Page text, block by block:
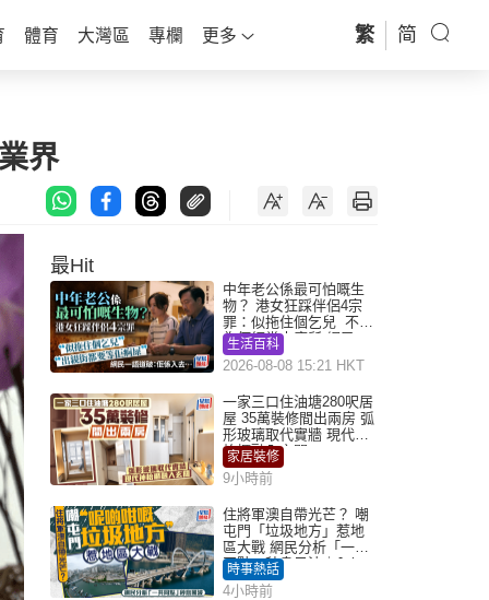
體育 大灣區 專欄 更多 繁 简
界
最Hit
中年老公係最可怕嘅生
物？ 港女狂踩伴侶4宗
罪：似拖住個乞兒 不解
為何經常去廁所 網民一
語道破
生活百科
2026-08-08 15:21 HKT
一家三口住油塘280呎居
屋 35萬裝修間出兩房 弧
形玻璃取代實牆 現代神
枱櫃融入玄關
家居裝修
9小時前
住將軍澳自帶光芒？ 嘲
屯門「垃圾地方」惹地
區大戰 網民分析「一共
同點」秒息風波｜Juicy
叮
時事熱話
4小時前